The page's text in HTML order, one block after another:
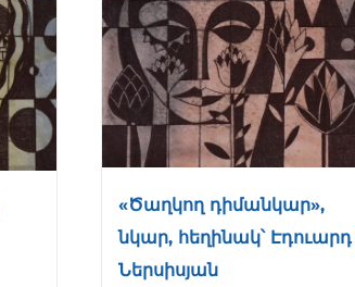
«Ծաղկող դիմանկար»,
նկար, հեղինակ՝ Էդուարդ
Ներսիսյան